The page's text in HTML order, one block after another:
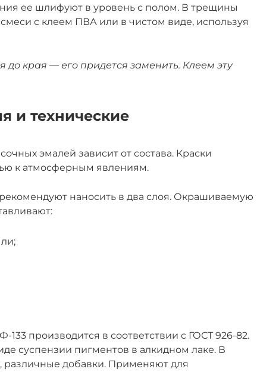
ее шлифуют в уровень с полом. В трещины
с клеем ПВА или в чистом виде, используя
до края — его придется заменить. Клеем эту
и технические
эмалей зависит от состава. Краски
к атмосферным явлениям.
наносить в два слоя. Окрашиваемую
производится в соответствии с ГОСТ 926-82.
суспензии пигментов в алкидном лаке. В
различные добавки. Применяют для